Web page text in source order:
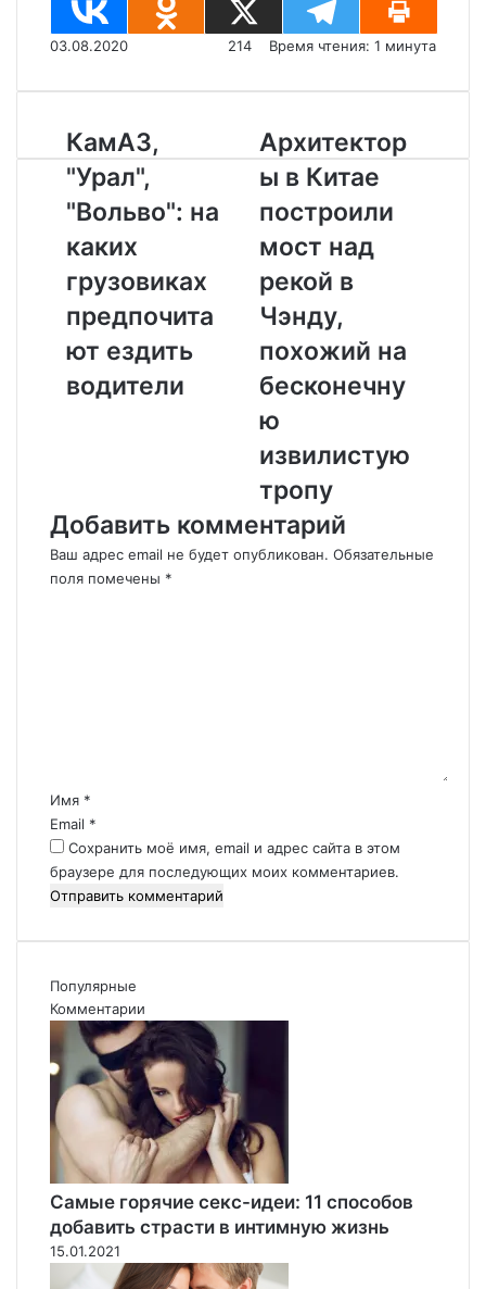
03.08.2020 214 Время чтения: 1 минута
К
а
А
"
У
р
л
"
ь
г
р
у
з
о
а
х
п
д
и
т
а
ю
КамАЗ,
"Урал",
"Вольво": на
каких
грузовиках
предпочита
ют ездить
водители
А
р
х
и
е
к
т
о
ы
в
и
т
е
п
о
а
д
Ч
,
о
х
о
и
Архитектор
ы в Китае
построили
мост над
рекой в
Чэнду,
похожий на
бесконечну
ю
извилистую
тропу
Добавить комментарий
Ваш адрес email не будет опубликован. Обязательные
поля помечены *
р
и
й
*
Имя *
Email *
Сохранить моё имя, email и адрес сайта в этом
браузере для последующих моих комментариев.
Популярные
Комментарии
Самые горячие секс-идеи: 11 способов
добавить страсти в интимную жизнь
15.01.2021